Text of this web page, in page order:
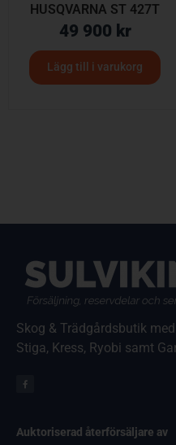
HUSQVARNA ST 427T
49 900 kr
Lägg till i varukorg
Skog & Trädgårdsbutik
Stiga, Kress, Ryobi samt
Auktoriserad återförsäljare av